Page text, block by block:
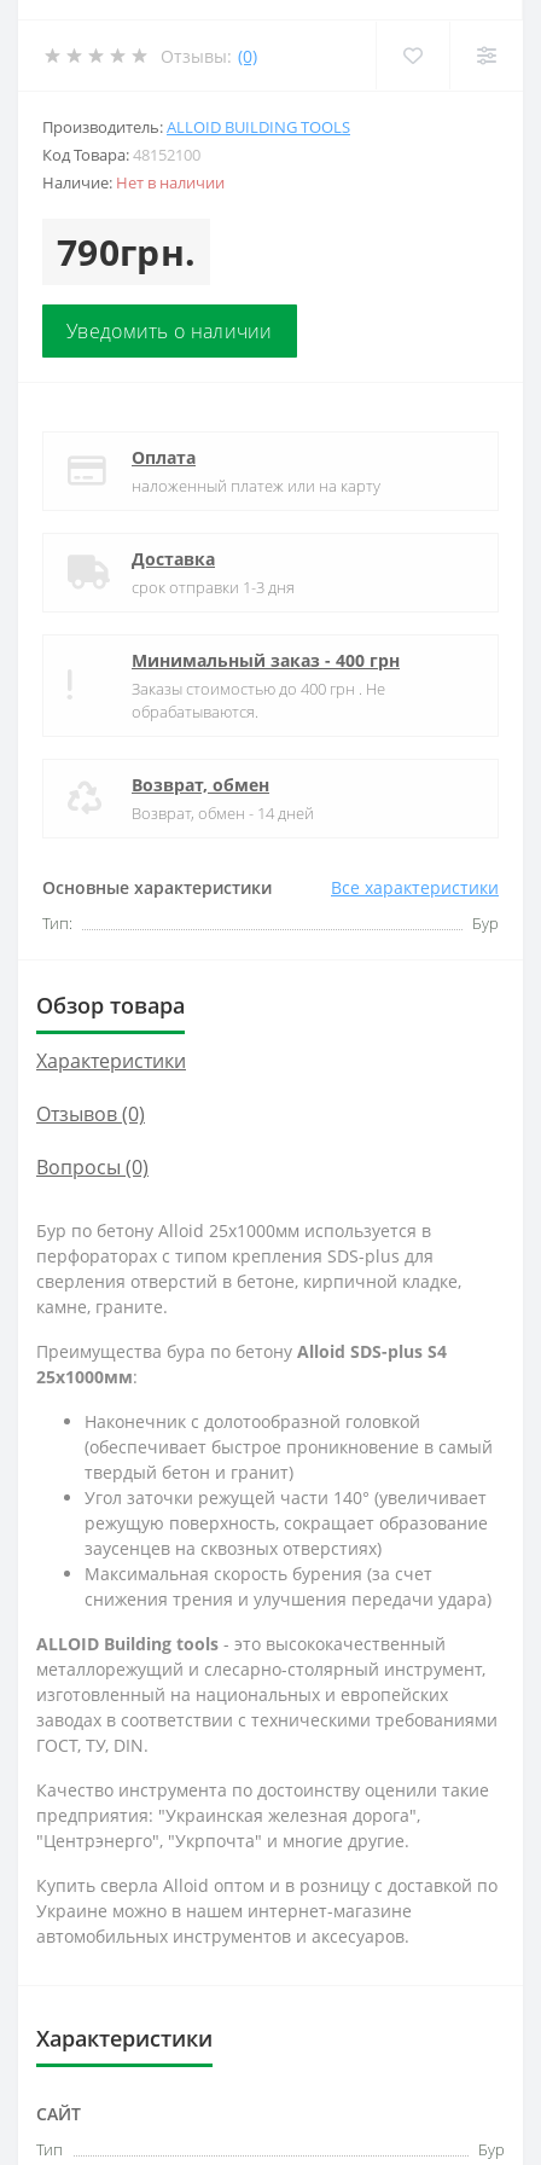
Отзывы: (0)
Производитель:ALLOID BUILDING TOOLS
Код Товара:48152100
Наличие: Нет в наличии
790грн.
Уведомить о наличии
Основные характеристики Все характеристики
Тип: Бур
Оплата
наложенный платеж или на карту
Доставка
срок отправки 1-3 дня
Минимальный заказ - 400 грн
Заказы стоимостью до 400 грн . Не
обрабатываются.
Возврат, обмен
Возврат, обмен - 14 дней
Обзор товара
Характеристики
Отзывов (0)
Вопросы (0)
Бур по бетону Alloid 25x1000мм используется в
перфораторах с типом крепления SDS-plus для
сверления отверстий в бетоне, кирпичной кладке,
камне, граните.
Преимущества бура по бетону Alloid SDS-plus S4
25x1000мм:
Наконечник с долотообразной головкой
(обеспечивает быстрое проникновение в самый
твердый бетон и гранит)
Угол заточки режущей части 140° (увеличивает
режущую поверхность, сокращает образование
заусенцев на сквозных отверстиях)
Максимальная скорость бурения (за счет
снижения трения и улучшения передачи удара)
ALLOID Building tools - это высококачественный
металлорежущий и слесарно-столярный инструмент,
изготовленный на национальных и европейских
заводах в соответствии с техническими требованиями
ГОСТ, ТУ, DIN.
Качество инструмента по достоинству оценили такие
предприятия: "Украинская железная дорога",
"Центрэнерго", "Укрпочта" и многие другие.
Купить сверла Alloid оптом и в розницу с доставкой по
Украине можно в нашем интернет-магазине
автомобильных инструментов и аксесуаров.
Характеристики
САЙТ
Тип Бур